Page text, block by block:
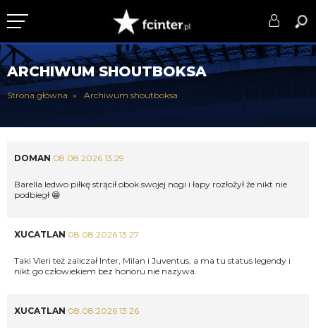
KLUB
DRUŻYNA
DLA TIFOSICH
ARCHIWUM SHOUTBOKSA
Strona główna Archiwum shoutboksa
DOMAN 08.08.2026 13:29
Barella ledwo piłkę strącił obok swojej nogi i łapy rozłożył że nikt nie
podbiegł 😁
XUCATLAN 08.08.2026 13:27
Taki Vieri też zaliczał Inter, Milan i Juventus, a ma tu status legendy i
nikt go człowiekiem bez honoru nie nazywa.
XUCATLAN 08.08.2026 13:26